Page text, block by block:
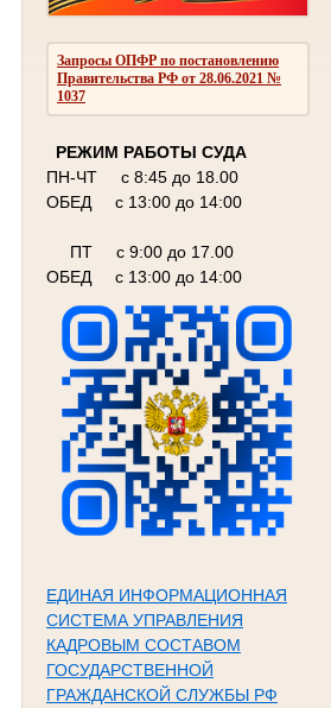
Запросы ОПФР по постановлению
Правительства РФ от 28.06.2021 №
1037
РЕЖИМ РАБОТЫ СУДА
ПН-ЧТ с 8:45 до 18.00
ОБЕД с 13:00 до 14:00
ПТ с 9:00 до 17.00
ОБЕД с 13:00 до 14:00
ЕДИНАЯ ИНФОРМАЦИОННАЯ
СИСТЕМА УПРАВЛЕНИЯ
КАДРОВЫМ СОСТАВОМ
ГОСУДАРСТВЕННОЙ
ГРАЖДАНСКОЙ СЛУЖБЫ РФ